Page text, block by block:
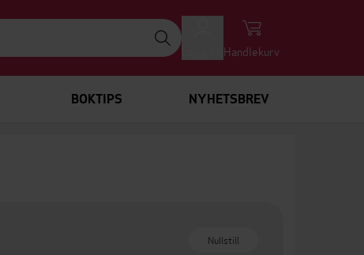
Handlekurv
BOKTIPS NYHETSBREV
Nullstill